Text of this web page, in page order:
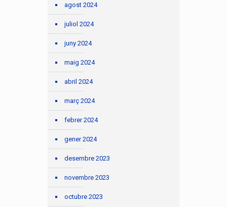
agost 2024
juliol 2024
juny 2024
maig 2024
abril 2024
març 2024
febrer 2024
gener 2024
desembre 2023
novembre 2023
octubre 2023